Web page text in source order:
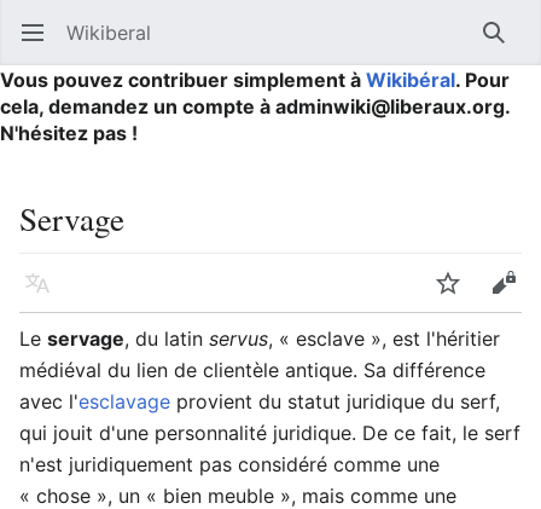
Ouvrir le menu principal Wikiberal
Vous pouvez contribuer simplement à Wikibéral. Pour
cela, demandez un compte à adminwiki@liberaux.org.
N'hésitez pas !
Servage
Langue Suivre
Le servage, du latin servus, « esclave », est l'héritier
médiéval du lien de clientèle antique. Sa différence
avec l'esclavage provient du statut juridique du serf,
qui jouit d'une personnalité juridique. De ce fait, le serf
n'est juridiquement pas considéré comme une
« chose », un « bien meuble », mais comme une